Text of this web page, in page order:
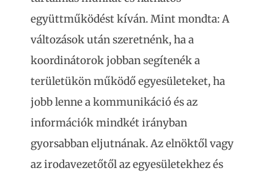
együttműködést kíván. Mint mondta: A
változások után szeretnénk, ha a
koordinátorok jobban segítenék a
területükön működő egyesületeket, ha
jobb lenne a kommunikáció és az
információk mindkét irányban
gyorsabban eljutnának. Az elnöktől vagy
az irodavezetőtől az egyesületekhez és